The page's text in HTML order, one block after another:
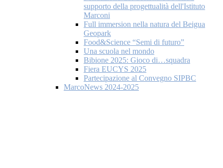
supporto della progettualità dell'Istituto
Marconi
Full immersion nella natura del Beigua
Geopark
Food&Science “Semi di futuro”
Una scuola nel mondo
Bibione 2025: Gioco di…squadra
Fiera EUCYS 2025
Partecipazione al Convegno SIPBC
MarcoNews 2024-2025